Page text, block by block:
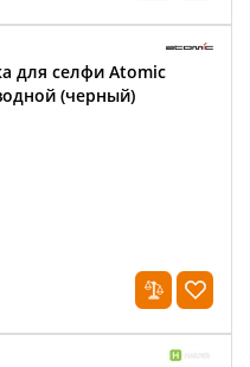
для селфи Atomic
(черный)